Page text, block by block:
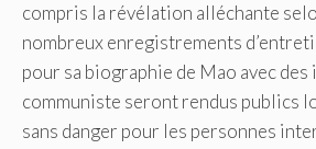
compris la révélation alléchante
nombreux enregistrements
pour sa biographie de Mao avec
communiste seront rendus publics
sans danger pour les personnes